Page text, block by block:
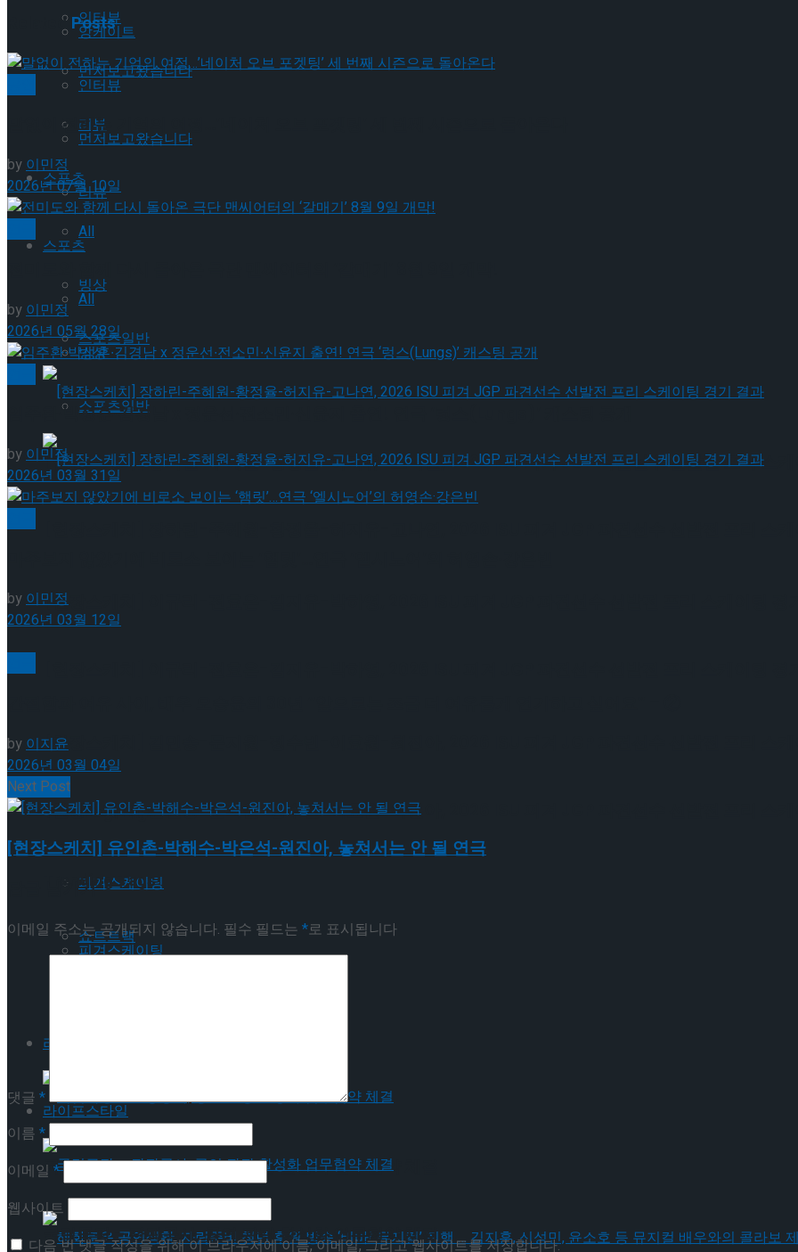
인터뷰
먼저보고왔습니다
리뷰
스포츠
All
빙상
스포츠일반
[현장스케치] 장하린-주혜원-황정율-허지유-고나연, 2026 ISU 피겨 JGP 파견선수 선발전 프리 스케
[현장스케치] 이규리-전효은-김지유-박하영, 2026 ISU 피겨 JGP 파견선수 선발전 프리 스케이팅 경기
[현장스케치] 김민송-문지원-정수빈-이효원-최진아, 2026 ISU 피겨 JGP 파견선수 선발전 프리 스케
Trending Tags
피겨스케이팅
쇼트트랙
라이프스타일
국립극장 – 관광공사, 공연 관광 활성화 업무협약 체결
앙케이트
인터뷰
먼저보고왔습니다
리뷰
스포츠
All
빙상
스포츠일반
[현장스케치] 김민송-문지원-정수빈-이효원-최진아, 2026 ISU 피겨 JGP 파견선수 선발전 프리 스케
Trending Tags
피겨스케이팅
라이프스타일
국립극장 – 관광공사, 공연 관광 활성화 업무협약 체결
RelatedPosts
말없이 전하는 기억의 여정…’네이처 오브 포겟팅’ 세 번째 시즌으로 돌아온다
by이민정
2026년 07월 10일
by 이민정
2026년 05월 28일
임주환∙박성훈∙김경남 x 정운선∙전소민∙신윤지 출연! 연극 ‘렁스(Lungs)’ 캐스팅 공개
by이민정
2026년 03월 31일
by이민정
2026년 03월 12일
by이지윤
2026년 03월 04일
Next Post
[현장스케치] 유인촌-박해수-박은석-원진아, 놓쳐서는 안 될 연극
답글 남기기
이메일 주소는 공개되지 않습니다. 필수 필드는 *로 표시됩니다
댓글 *
이름 *
이메일 *
웹사이트
다음 번 댓글 작성을 위해 이 브라우저에 이름, 이메일, 그리고 웹사이트를 저장합니다.